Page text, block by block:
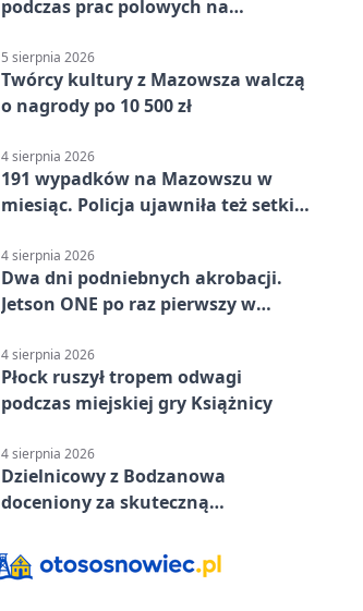
podczas prac polowych na
5 sierpnia 2026
Twórcy kultury z Mazowsza walczą
o nagrody po 10 500 zł
4 sierpnia 2026
191 wypadków na Mazowszu w
miesiąc. Policja ujawniła też setki
4 sierpnia 2026
Dwa dni podniebnych akrobacji.
Jetson ONE po raz pierwszy w
4 sierpnia 2026
Płock ruszył tropem odwagi
podczas miejskiej gry Książnicy
4 sierpnia 2026
Dzielnicowy z Bodzanowa
doceniony za skuteczną